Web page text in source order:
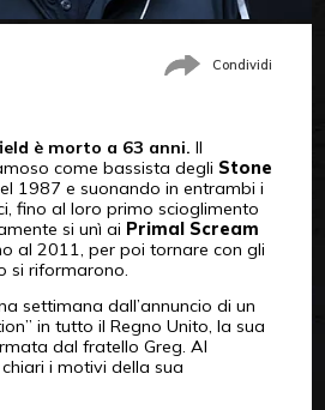
Condividi
è morto a 63 anni. Il
come bassista degli Stone
1987 e suonando in entrambi i
fino al loro primo scioglimento
si unì ai Primal Scream
al 2011, per poi tornare con gli
si riformarono.
settimana dall’annuncio di un
in tutto il Regno Unito, la sua
dal fratello Greg. Al
i motivi della sua